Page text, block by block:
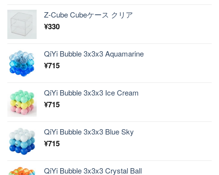
Z-Cube Cubeケース クリア
¥330
QiYi Bubble 3x3x3 Aquamarine
¥715
QiYi Bubble 3x3x3 Ice Cream
¥715
QiYi Bubble 3x3x3 Blue Sky
¥715
QiYi Bubble 3x3x3 Crystal Ball